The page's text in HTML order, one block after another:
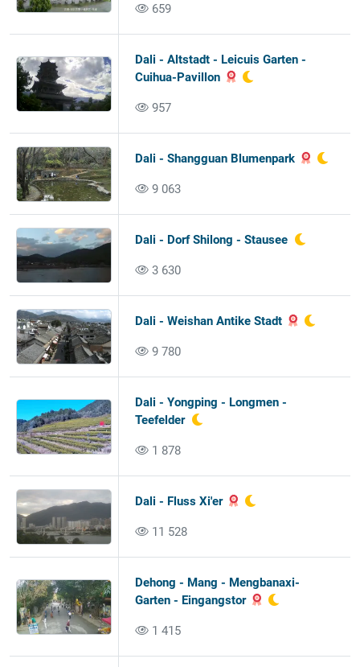
659
Dali - Altstadt - Leicuis Garten -
Cuihua-Pavillon
957
Dali - Shangguan Blumenpark
9 063
Dali - Dorf Shilong - Stausee
3 630
Dali - Weishan Antike Stadt
9 780
Dali - Yongping - Longmen -
Teefelder
1 878
Dali - Fluss Xi'er
11 528
Dehong - Mang - Mengbanaxi-
Garten - Eingangstor
1 415